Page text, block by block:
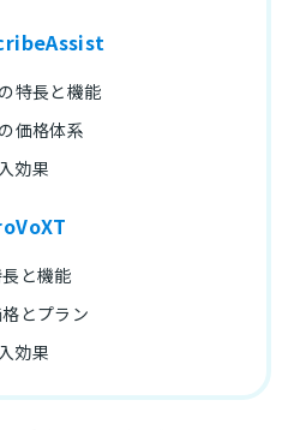
特長と機能
価格体系
効果
と機能
とプラン
効果